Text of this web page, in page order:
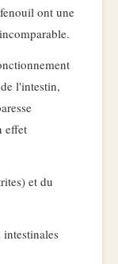
ont une
l'intestin,
effet
et du